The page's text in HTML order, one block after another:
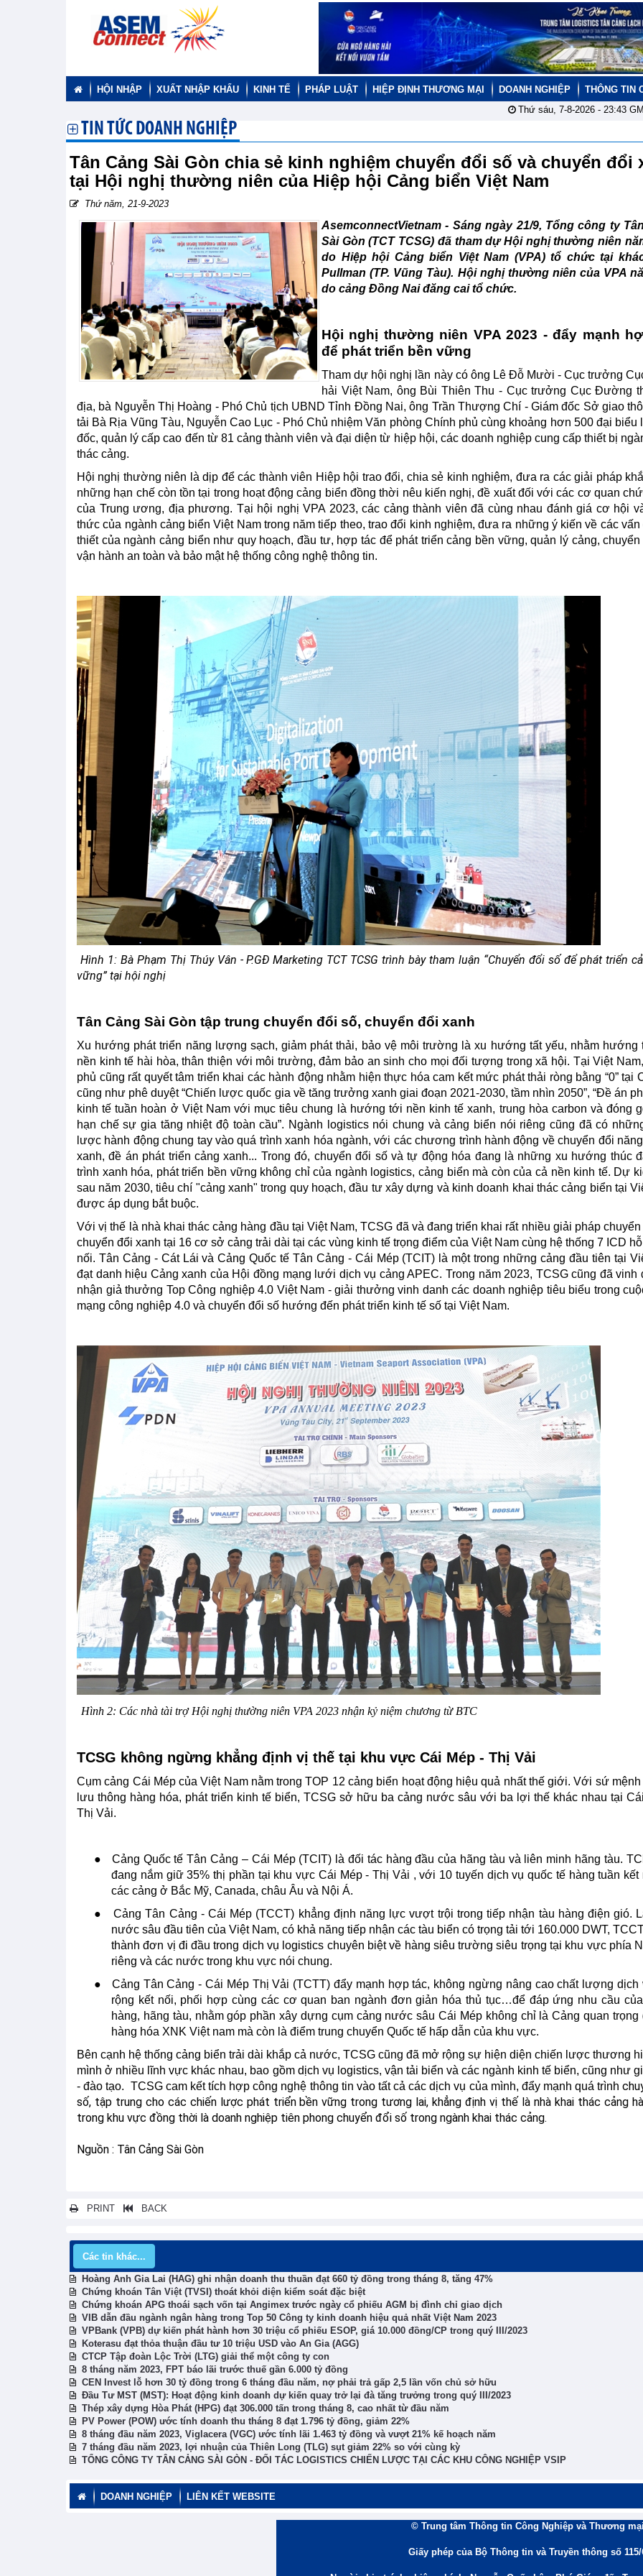
HỘI NHẬP XUẤT NHẬP KHẨU KINH TẾ PHÁP LUẬT HIỆP ĐỊNH THƯƠNG MẠI DOANH NGHIỆP THÔNG TIN
Thứ sáu, 7-8-2026 - 23:43
TIN TỨC DOANH NGHIỆP
Tân Cảng Sài Gòn chia sẻ kinh nghiệm chuyển đổi số và chuyển đổi
tại Hội nghị thường niên của Hiệp hội Cảng biển Việt Nam
Thứ năm, 21-9-2023
AsemconnectVietnam - Sáng ngày 21/9, Tổng công ty
Sài Gòn (TCT TCSG) đã tham dự Hội nghị thường niên
do Hiệp hội Cảng biển Việt Nam (VPA) tổ chức tại
Pullman (TP. Vũng Tàu). Hội nghị thường niên của VPA
do cảng Đồng Nai đăng cai tổ chức.
Hội nghị thường niên VPA 2023 - đẩy mạnh
để phát triển bền vững
Tham dự hội nghị lần này có ông Lê Đỗ Mười - Cục trưởng
hải Việt Nam, ông Bùi Thiên Thu - Cục trưởng Cục Đường
địa, bà Nguyễn Thị Hoàng - Phó Chủ tịch UBND Tỉnh Đồng Nai, ông Trần Thượng Chí - Giám đốc Sở giao
tải Bà Rịa Vũng Tàu, Nguyễn Cao Lục - Phó Chủ nhiệm Văn phòng Chính phủ cùng khoảng hơn 500 đại biểu
đốc, quản lý cấp cao đến từ 81 cảng thành viên và đại diện từ hiệp hội, các doanh nghiệp cung cấp thiết bị
thác cảng.
Hội nghị thường niên là dịp để các thành viên Hiệp hội trao đổi, chia sẻ kinh nghiệm, đưa ra các giải pháp
những hạn chế còn tồn tại trong hoạt động cảng biển đồng thời nêu kiến nghị, đề xuất đối với các cơ quan
của Trung ương, địa phương. Tại hội nghị VPA 2023, các cảng thành viên đã cùng nhau đánh giá cơ hội
thức của ngành cảng biển Việt Nam trong năm tiếp theo, trao đổi kinh nghiệm, đưa ra những ý kiến về các vấn
thiết của ngành cảng biển như quy hoạch, đầu tư, hợp tác để phát triển cảng bền vững, quản lý cảng, chuyển
vận hành an toàn và bảo mật hệ thống công nghệ thông tin.
Hình 1: Bà Phạm Thị Thúy Vân - P.GĐ Marketing TCT TCSG trình bày tham luận “Chuyển đổi số để phát triển
vững” tại hội nghị
Tân Cảng Sài Gòn tập trung chuyển đổi số, chuyển đổi xanh
Xu hướng phát triển năng lượng sạch, giảm phát thải, bảo vệ môi trường là xu hướng tất yếu, nhằm hướng
nền kinh tế hài hòa, thân thiện với môi trường, đảm bảo an sinh cho mọi đối tượng trong xã hội. Tại Việt
phủ cũng rất quyết tâm triển khai các hành động nhằm hiện thực hóa cam kết mức phát thải ròng bằng “0” tại
cũng như phê duyệt “Chiến lược quốc gia về tăng trưởng xanh giai đoạn 2021-2030, tầm nhìn 2050”, “Đề án
kinh tế tuần hoàn ở Việt Nam với mục tiêu chung là hướng tới nền kinh tế xanh, trung hòa carbon và đóng
hạn chế sự gia tăng nhiệt độ toàn cầu”. Ngành logistics nói chung và cảng biển nói riêng cũng đã có
lược hành động chung tay vào quá trình xanh hóa ngành, với các chương trình hành động về chuyển đổi
xanh, đề án phát triển cảng xanh... Trong đó, chuyển đổi số và tự động hóa đang là những xu hướng thúc
trình xanh hóa, phát triển bền vững không chỉ của ngành logistics, cảng biển mà còn của cả nền kinh tế. Dự
sau năm 2030, tiêu chí "cảng xanh" trong quy hoạch, đầu tư xây dựng và kinh doanh khai thác cảng biển tại
được áp dụng bắt buộc.
Với vị thế là nhà khai thác cảng hàng đầu tại Việt Nam, TCSG đã và đang triển khai rất nhiều giải pháp chuyển
chuyển đổi xanh tại 16 cơ sở cảng trải dài tại các vùng kinh tế trọng điểm của Việt Nam cùng hệ thống 7 ICD
nối. Tân Cảng - Cát Lái và Cảng Quốc tế Tân Cảng - Cái Mép (TCIT) là một trong những cảng đầu tiên tại
đạt danh hiệu Cảng xanh của Hội đồng mạng lưới dịch vụ cảng APEC. Trong năm 2023, TCSG cũng đã vinh
nhận giả thưởng Top Công nghiệp 4.0 Việt Nam - giải thưởng vinh danh các doanh nghiệp tiêu biểu trong
mạng công nghiệp 4.0 và chuyển đổi số hướng đến phát triển kinh tế số tại Việt Nam.
Hình 2: Các nhà tài trợ Hội nghị thường niên VPA 2023 nhận kỷ niệm chương từ BTC
TCSG không ngừng khẳng định vị thế tại khu vực Cái Mép - Thị Vải
Cụm cảng Cái Mép của Việt Nam nằm trong TOP 12 cảng biển hoạt động hiệu quả nhất thế giới. Với sứ mệnh
lưu thông hàng hóa, phát triển kinh tế biển, TCSG sở hữu ba cảng nước sâu với ba lợi thế khác nhau tại
Thị Vải.
●
Cảng Quốc tế Tân Cảng – Cái Mép (TCIT) là đối tác hàng đầu của hãng tàu và liên minh hãng tàu.
đang nắm giữ 35% thị phần tại khu vực Cái Mép - Thị Vải , với 10 tuyến dịch vụ quốc tế hàng tuần kết
các cảng ở Bắc Mỹ, Canada, châu Âu và Nội Á.
●
Cảng Tân Cảng - Cái Mép (TCCT) khẳng định năng lực vượt trội trong tiếp nhận tàu hàng điện gió.
nước sâu đầu tiên của Việt Nam, có khả năng tiếp nhận các tàu biển có trọng tải tới 160.000 DWT,
thành đơn vị đi đầu trong dịch vụ logistics chuyên biệt về hàng siêu trường siêu trọng tại khu vực phía
riêng và các nước trong khu vực nói chung.
●
Cảng Tân Cảng - Cái Mép Thị Vải (TCTT) đẩy mạnh hợp tác, không ngừng nâng cao chất lượng dịch
rộng kết nối, phối hợp cùng các cơ quan ban ngành đơn giản hóa thủ tục…để đáp ứng nhu cầu
hàng, hãng tàu, nhằm góp phần xây dựng cụm cảng nước sâu Cái Mép không chỉ là Cảng quan trọng
hàng hóa XNK Việt nam mà còn là điểm trung chuyển Quốc tế hấp dẫn của khu vực.
Bên cạnh hệ thống cảng biển trải dài khắp cả nước, TCSG cũng đã mở rộng sự hiện diện chiến lược thương
mình ở nhiều lĩnh vực khác nhau, bao gồm dịch vụ logistics, vận tải biển và các ngành kinh tế biển, cũng như
- đào tạo. TCSG cam kết tích hợp công nghệ thông tin vào tất cả các dịch vụ của mình, đẩy mạnh quá trình
số, tập trung cho các chiến lược phát triển bền vững trong tương lai, khẳng định vị thế là nhà khai thác cảng
trong khu vực đồng thời là doanh nghiệp tiên phong chuyển đổi số trong ngành khai thác cảng.
Nguồn : Tân Cảng Sài Gòn
PRINT BACK
Các tin khác...
Hoàng Anh Gia Lai (HAG) ghi nhận doanh thu thuần đạt 660 tỷ đồng trong tháng 8, tăng 47%
Chứng khoán Tân Việt (TVSI) thoát khỏi diện kiểm soát đặc biệt
Chứng khoán APG thoái sạch vốn tại Angimex trước ngày cổ phiếu AGM bị đình chỉ giao dịch
VIB dẫn đầu ngành ngân hàng trong Top 50 Công ty kinh doanh hiệu quả nhất Việt Nam 2023
VPBank (VPB) dự kiến phát hành hơn 30 triệu cổ phiếu ESOP, giá 10.000 đồng/CP trong quý III/2023
Koterasu đạt thỏa thuận đầu tư 10 triệu USD vào An Gia (AGG)
CTCP Tập đoàn Lộc Trời (LTG) giải thể một công ty con
8 tháng năm 2023, FPT báo lãi trước thuế gần 6.000 tỷ đồng
CEN Invest lỗ hơn 30 tỷ đồng trong 6 tháng đầu năm, nợ phải trả gấp 2,5 lần vốn chủ sở hữu
Đầu Tư MST (MST): Hoạt động kinh doanh dự kiến quay trở lại đà tăng trưởng trong quý III/2023
Thép xây dựng Hòa Phát (HPG) đạt 306.000 tấn trong tháng 8, cao nhất từ đầu năm
PV Power (POW) ước tính doanh thu tháng 8 đạt 1.796 tỷ đồng, giảm 22%
8 tháng đầu năm 2023, Viglacera (VGC) ước tính lãi 1.463 tỷ đồng và vượt 21% kế hoạch năm
7 tháng đầu năm 2023, lợi nhuận của Thiên Long (TLG) sụt giảm 22% so với cùng kỳ
TỔNG CÔNG TY TÂN CẢNG SÀI GÒN - ĐỐI TÁC LOGISTICS CHIẾN LƯỢC TẠI CÁC KHU CÔNG NGHIỆP VSIP
DOANH NGHIỆP LIÊN KẾT WEBSITE
© Trung tâm Thông tin Công Nghiệp và Thương
Giấy phép của Bộ Thông tin và Truyền thông số